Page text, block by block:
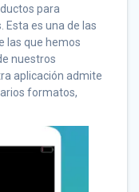
para
Esta es una de las
las que hemos
nuestros
aplicación admite
formatos,